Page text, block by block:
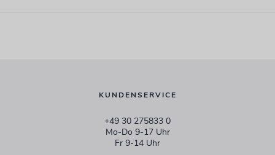
KUNDENSERVICE
+49 30 275833 0
Mo-Do 9-17 Uhr
Fr 9-14 Uhr